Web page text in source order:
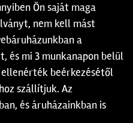
Ön saját maga
nem kell mást
a
mi 3 munkanapon belül
beérkezésétől
szállítjuk. Az
és áruházainkban is